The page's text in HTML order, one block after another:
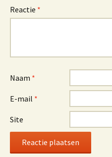
Reactie *
Naam *
E-mail *
Site